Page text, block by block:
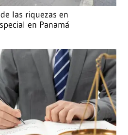
las riquezas en
en Panamá